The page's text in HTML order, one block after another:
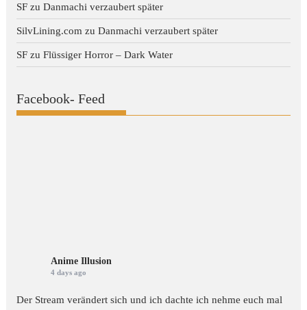
SF zuDanmachi verzaubert später
SilvLining.com zuDanmachi verzaubert später
SF zuFlüssiger Horror – Dark Water
Facebook- Feed
Anime Illusion
4 days ago
Der Stream verändert sich und ich dachte ich nehme euch mal